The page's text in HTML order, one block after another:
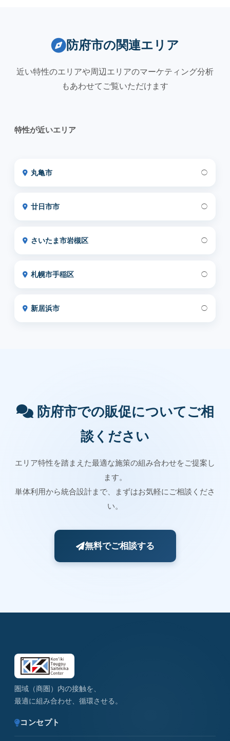
防府市の関連エリア
近い特性のエリアや周辺エリアのマーケティング分析
もあわせてご覧いただけます
特性が近いエリア
丸亀市 ◯
廿日市市 ◯
さいたま市岩槻区 ◯
札幌市手稲区 ◯
新居浜市 ◯
防府市での販促についてご相
談ください
エリア特性を踏まえた最適な施策の組み合わせをご提案し
ます。
単体利用から統合設計まで、まずはお気軽にご相談くださ
い。
無料でご相談する
圏域（商圏）内の接触を、
最適に組み合わせ、循環させる。
コンセプト